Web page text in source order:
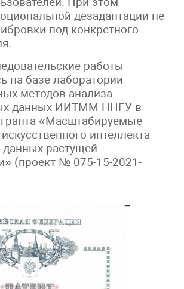
дезадаптации не
под конкретного
работы
на базе лаборатории
методов анализа
данных ИИТММ ННГУ в
«Масштабируемые
интеллекта
данных растущей
(проект № 075-15-2021-